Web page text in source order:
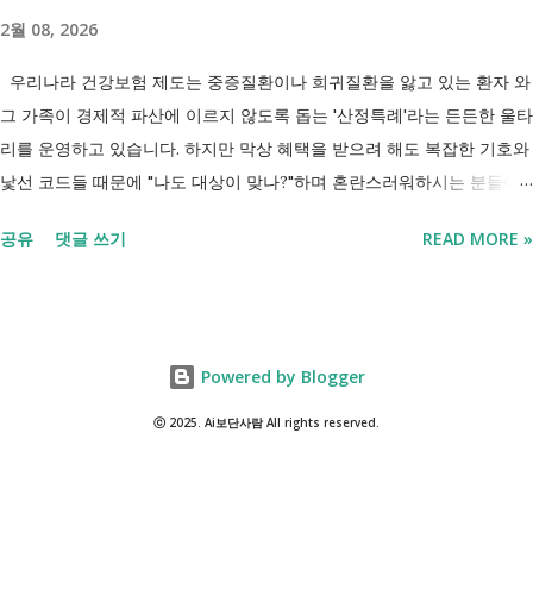
들이 가장 먼저 알아보는 것이 국민취업지원제도 입니다. 고용센터를 통
해 취업 상담을 받고, 직업훈련에 참여하고, 요건에 따라 구직촉진수당을
받을 수도 있기 때문입니다. 중요한 점은 실제 목표가 취업이라는 ...
2월 08, 2026
우리나라 건강보험 제도는 중증질환이나 희귀질환을 앓고 있는 환자 와
그 가족이 경제적 파산에 이르지 않도록 돕는 '산정특례'라는 든든한 울타
리를 운영하고 있습니다. 하지만 막상 혜택을 받으려 해도 복잡한 기호와
낯선 코드들 때문에 "나도 대상이 맞나?"하며 혼란스러워하시는 분들이
닙니다. 여러분의 병원비를 90%에서 최대 95%까지 국가가 대신 부담해
건복지부 고시 개정에 따라 추가되거나 변경될 수 있습니다. 이번 글은
2026년 기준 최신 산정특례 특정기호(V코드)를 반영해 정리 했습니다. 다
공유 댓글 쓰기 READ MORE »
Powered by Blogger
ⓒ 2025. Ai보단사람 All rights reserved.